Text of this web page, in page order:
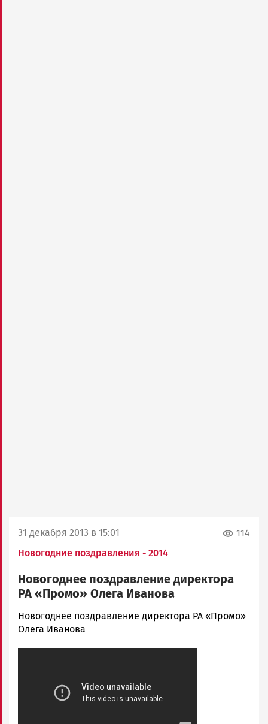
31 декабря 2013 в 15:01
Новогодние поздравления - 2014
114
Новогоднее поздравление директора
РА «Промо» Олега Иванова
admintimur
Новости
Петрозаводск
Новогоднее поздравление директора РА «Промо»
Олега Иванова